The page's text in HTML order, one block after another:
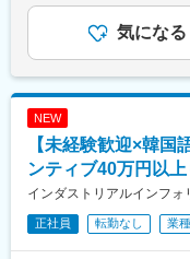
の企業に活用され
■具体的な業務内容
・企業への電話リサ
・ヒアリング情報
円以上のインセン
は毎月60～70万円
給：年1回/4月賃金
上下する可能性が
す。
気になる
NEW
【未経験歓迎×韓国
ンティブ40万円以
インダストリアルインフ
正社員 転勤なし 業